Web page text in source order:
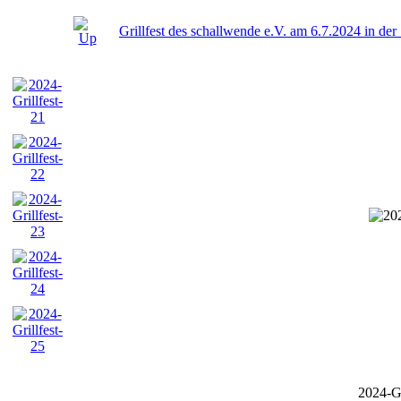
Grillfest des schallwende e.V. am 6.7.2024 in
2024-